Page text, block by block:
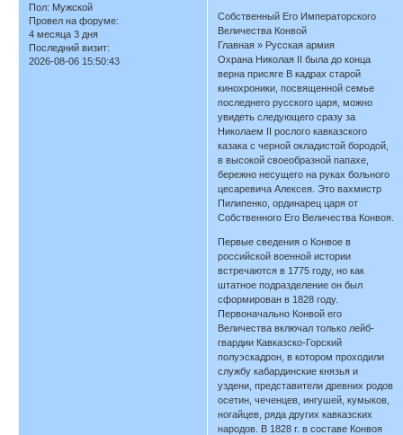
Пол: Мужской
Провел на форуме:
4 месяца 3 дня
Последний визит:
2026-08-06 15:50:43
Собственный Его Императорского
Величества Конвой
Главная » Русская армия
Охрана Николая II была до конца
верна присяге В кадрах старой
кинохроники, посвященной семье
последнего русского царя, можно
увидеть следующего сразу за
Николаем II рослого кавказского
казака с черной окладистой бородой,
в высокой своеобразной папахе,
бережно несущего на руках больного
цесаревича Алексея. Это вахмистр
Пилипенко, ординарец царя от
Собственного Его Величества Конвоя.
Первые сведения о Конвое в
российской военной истории
встречаются в 1775 году, но как
штатное подразделение он был
сформирован в 1828 году.
Первоначально Конвой его
Величества включал только лейб-
гвардии Кавказско-Горский
полуэскадрон, в котором проходили
службу кабардинские князья и
уздени, представители древних родов
осетин, чеченцев, ингушей, кумыков,
ногайцев, ряда других кавказских
народов. В 1828 г. в составе Конвоя